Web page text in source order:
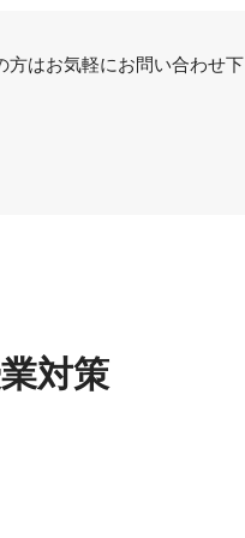
はお気軽にお問い合わせ
対策